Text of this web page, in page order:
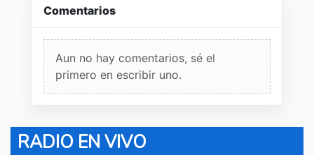
Comentarios
Aun no hay comentarios, sé el
primero en escribir uno.
RADIO EN VIVO